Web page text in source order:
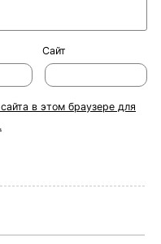
Сайт
в этом браузере для